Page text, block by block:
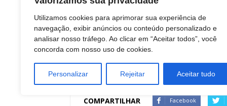
Utilizamos cookies para aprimorar sua experiência de
navegação, exibir anúncios ou conteúdo personalizado e
analisar nosso tráfego. Ao clicar em “Aceitar todos”, você
concorda com nosso uso de cookies.
Personalizar Rejeitar Aceitar tudo
TAGS
MARKETING
negocios
RELAÇÕES COM INVESTIDORES
STARTUPS
Tecnologia
COMPARTILHAR Facebook